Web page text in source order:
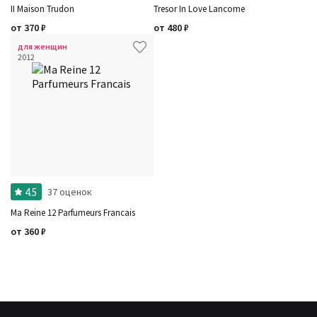
II Maison Trudon
от 370₽
Tresor In Love Lancome
от 480₽
для женщин
2012
4.5 37 оценок
Ma Reine 12 Parfumeurs Francais
от 360₽